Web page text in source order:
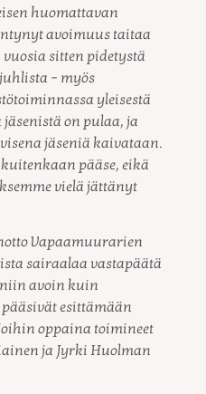
huomattavan
avoimuus taitaa
sitten pidetystä
– myös
yleisestä
on pulaa, ja
jäseniä kaivataan.
pääse, eikä
vielä jättänyt
Vapaamuurarien
sairaalaa vastapäätä
avoin kuin
esittämään
oppaina toimineet
ja Jyrki Huolman